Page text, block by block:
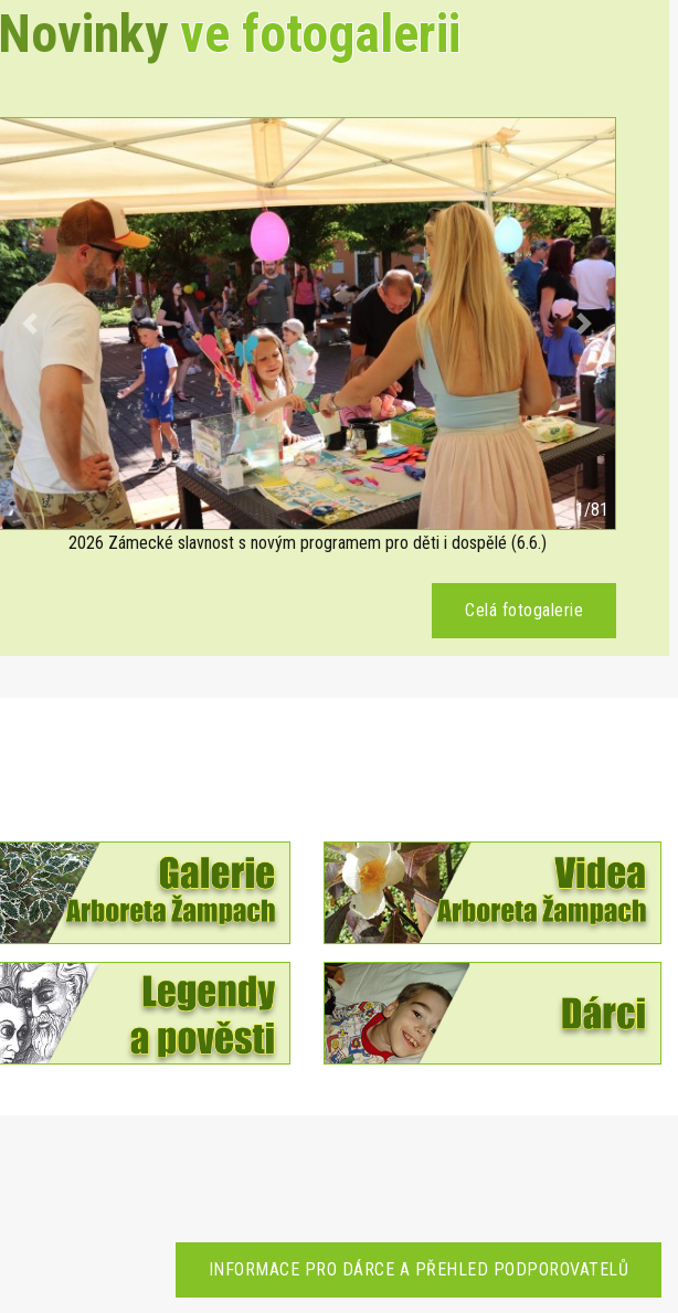
Novinkyve fotogalerii
2/81
Previous Next
2026 Zámecké slavnost s novým programem pro děti i dospělé (6.6.)
Celá fotogalerie
INFORMACE PRO DÁRCE A PŘEHLED PODPOROVATELŮ